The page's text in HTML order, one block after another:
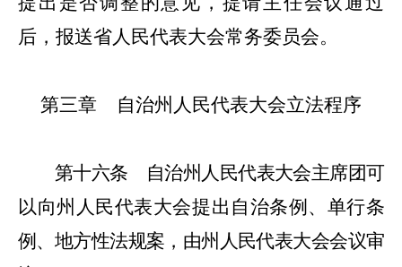
后，报送省人民代表大会常务委员会。
第三章 自治州人民代表大会立法程序
第十六条
自治州人民代表大会主席团可
以向州人民代表大会提出自治条例、单行条
例、地方性法规案，由州人民代表大会会议审